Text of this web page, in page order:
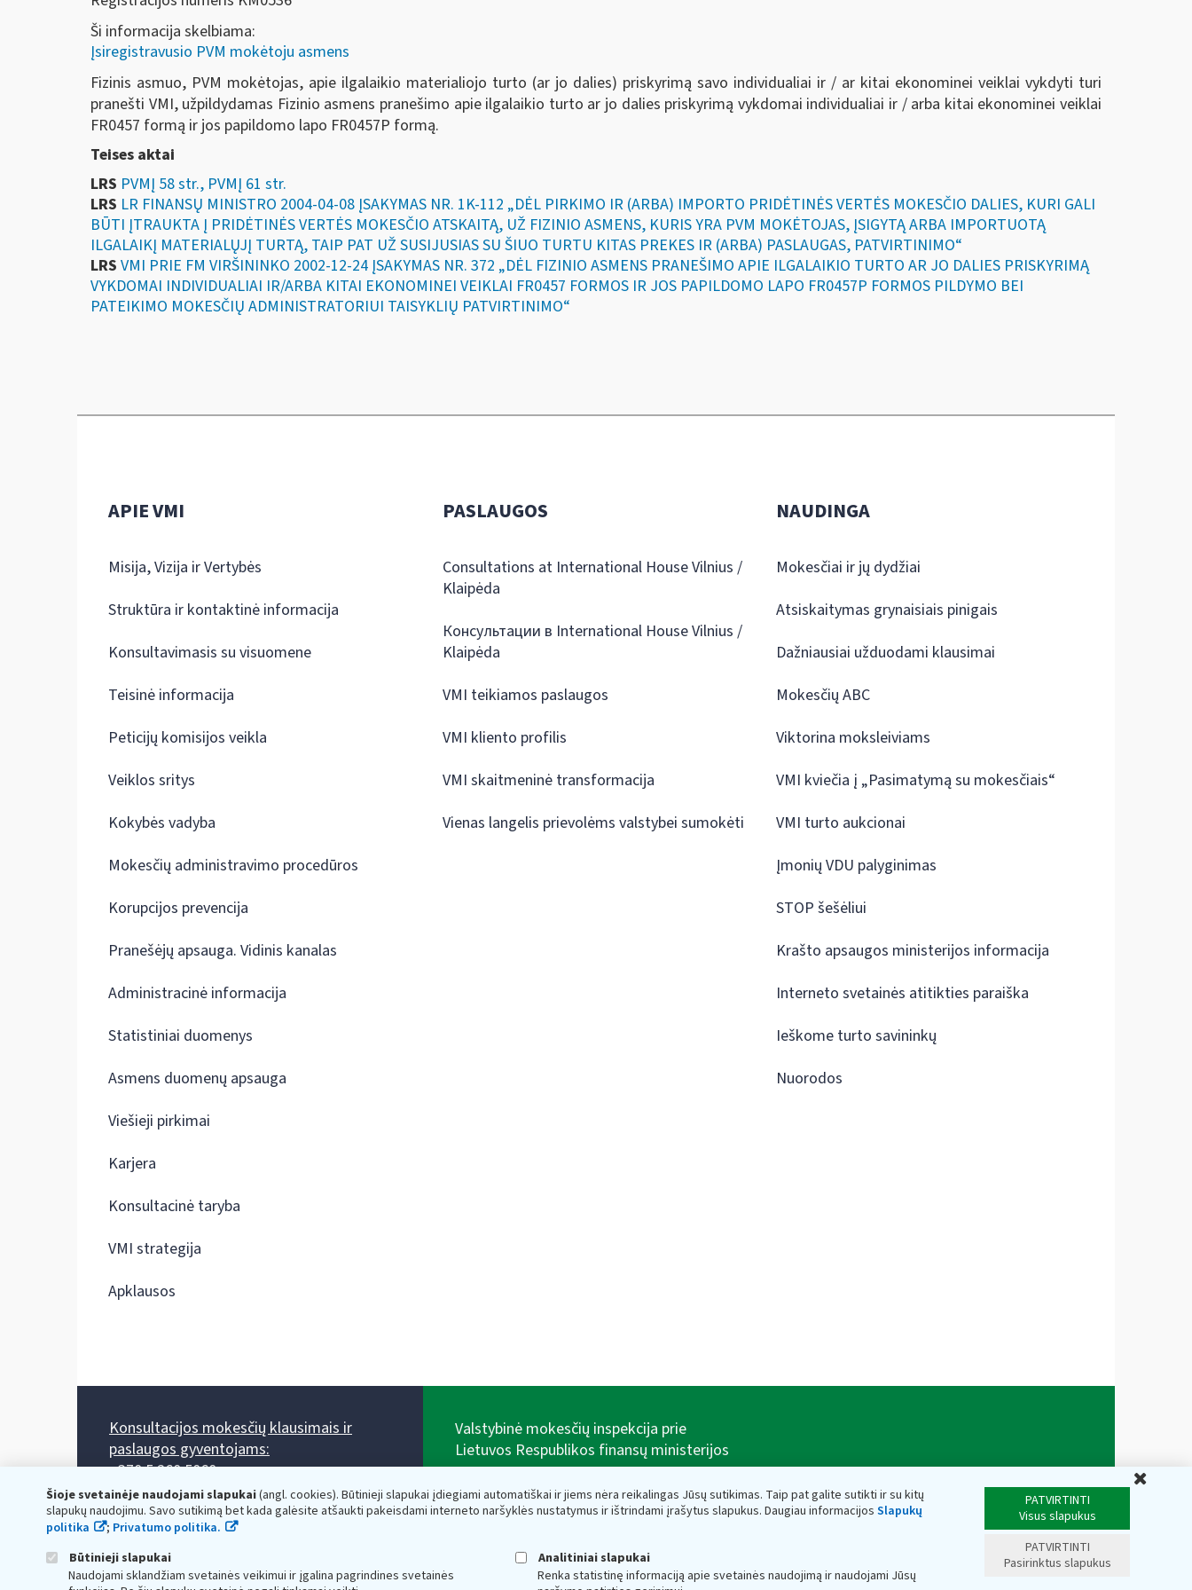
Ši informacija skelbiama:
Įsiregistravusio PVM mokėtoju asmens
Fizinis asmuo, PVM mokėtojas, apie ilgalaikio materialiojo turto (ar jo dalies) priskyrimą savo individualiai ir / ar kitai ekonominei veiklai vykdyti turi
pranešti VMI, užpildydamas Fizinio asmens pranešimo apie ilgalaikio turto ar jo dalies priskyrimą vykdomai individualiai ir / arba kitai ekonominei veiklai
FR0457 formą ir jos papildomo lapo FR0457P formą.
Teises aktai
LRS PVMĮ 58 str., PVMĮ 61 str.
LRS LR FINANSŲ MINISTRO 2004-04-08 ĮSAKYMAS NR. 1K-112 „DĖL PIRKIMO IR (ARBA) IMPORTO PRIDĖTINĖS VERTĖS MOKESČIO DALIES, KURI GALI
BŪTI ĮTRAUKTA Į PRIDĖTINĖS VERTĖS MOKESČIO ATSKAITĄ, UŽ FIZINIO ASMENS, KURIS YRA PVM MOKĖTOJAS, ĮSIGYTĄ ARBA IMPORTUOTĄ
ILGALAIKĮ MATERIALŲJĮ TURTĄ, TAIP PAT UŽ SUSIJUSIAS SU ŠIUO TURTU KITAS PREKES IR (ARBA) PASLAUGAS, PATVIRTINIMO“
LRS VMI PRIE FM VIRŠININKO 2002-12-24 ĮSAKYMAS NR. 372 „DĖL FIZINIO ASMENS PRANEŠIMO APIE ILGALAIKIO TURTO AR JO DALIES PRISKYRIMĄ
VYKDOMAI INDIVIDUALIAI IR/ARBA KITAI EKONOMINEI VEIKLAI FR0457 FORMOS IR JOS PAPILDOMO LAPO FR0457P FORMOS PILDYMO BEI
PATEIKIMO MOKESČIŲ ADMINISTRATORIUI TAISYKLIŲ PATVIRTINIMO“
Šioje svetainėje naudojami slapukai(angl. cookies). Būtinieji slapukai įdiegiami automatiškai ir jiems nėra reikalingas Jūsų sutikimas. Taip pat galite sutikti ir su kitų
slapukų naudojimu. Savo sutikimą bet kada galėsite atšaukti pakeisdami interneto naršyklės nustatymus ir ištrindami įrašytus slapukus. Daugiau informacijos Slapukų
politika
; Privatumo politika.
Būtinieji slapukai
Naudojami sklandžiam svetainės veikimui ir įgalina pagrindines svetainės
Analitiniai slapukai
Renka statistinę informaciją apie svetainės naudojimą ir naudojami Jūsų
PATVIRTINTI
Visus slapukus
PATVIRTINTI
Pasirinktus slapukus
APIE VMI
Misija, Vizija ir Vertybės
Struktūra ir kontaktinė informacija
Konsultavimasis su visuomene
Teisinė informacija
Peticijų komisijos veikla
Veiklos sritys
Kokybės vadyba
Mokesčių administravimo procedūros
Korupcijos prevencija
Pranešėjų apsauga. Vidinis kanalas
Administracinė informacija
Statistiniai duomenys
Asmens duomenų apsauga
Viešieji pirkimai
Karjera
Konsultacinė taryba
VMI strategija
Apklausos
PASLAUGOS
Consultations at International House Vilnius /
Klaipėda
Консультации в International House Vilnius /
Klaipėda
VMI teikiamos paslaugos
VMI kliento profilis
VMI skaitmeninė transformacija
Vienas langelis prievolėms valstybei sumokėti
NAUDINGA
Mokesčiai ir jų dydžiai
Atsiskaitymas grynaisiais pinigais
Dažniausiai užduodami klausimai
Mokesčių ABC
Viktorina moksleiviams
VMI kviečia į „Pasimatymą su mokesčiais“
VMI turto aukcionai
Įmonių VDU palyginimas
STOP šešėliui
Krašto apsaugos ministerijos informacija
Interneto svetainės atitikties paraiška
Ieškome turto savininkų
Nuorodos
Konsultacijos mokesčių klausimais ir
paslaugos gyventojams:
+370 5 260 5060
Darbo laikas: I-IV 8.00-17.00, V 8.00-15.45.
Prieššventinę dieną - viena valanda trumpiau.
Kiekvieno mėnesio antrą penktadienį 8.00 val. - 12.00 val.
Valstybinė mokesčių inspekcija prie
Lietuvos Respublikos finansų ministerijos
adresas: Vasario 16-osios g. 14, 01107 Vilnius, Lietuva,
el.paštas:vmi@vmi.lt, E. pristatymo dėžutės adresas
Lietuvos Respublikos finansų ministerijos kaupiami ir
saugomi Juridinių asmenų registre